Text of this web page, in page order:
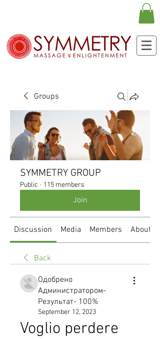
Groups
SYMMETRY GROUP
Public · 115 members
Join
Discussion Media Members About
Back
Одобрено
Администратором-
Результат- 100%
September 12, 2023
Voglio perdere